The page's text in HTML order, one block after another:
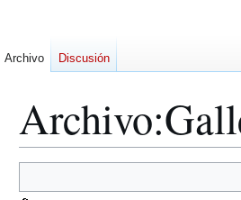
Archivo:
a
a
Archivo Discusión